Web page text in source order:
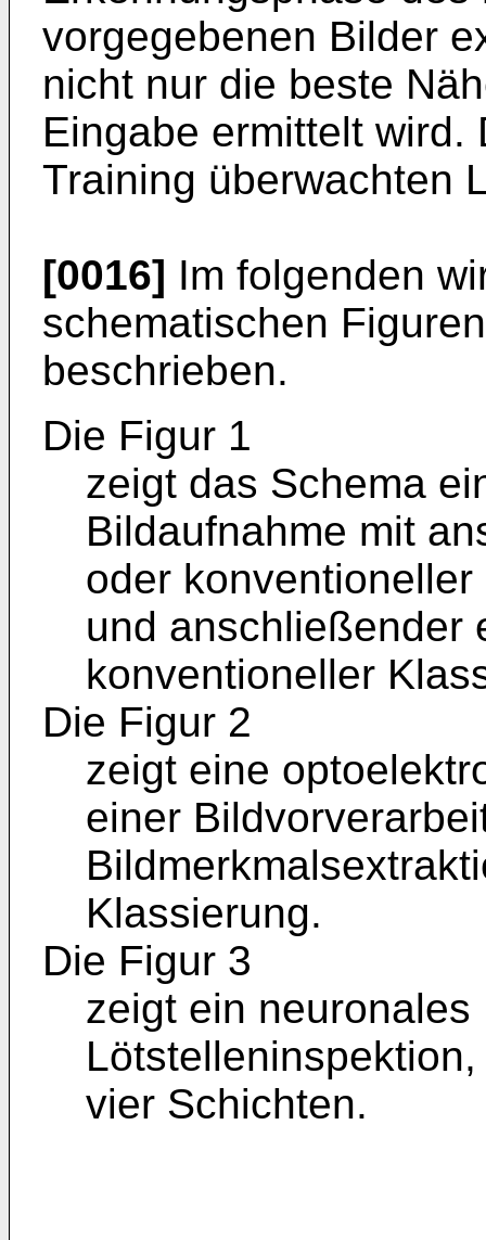
vorgegebenen Bilder
nicht nur die beste
Eingabe ermittelt
Training überwachten
[0016] Im folgenden
schematischen
beschrieben.
Die Figur 1
zeigt das Schema
Bildaufnahme mit
oder
und anschließender
konventioneller
Die Figur 2
zeigt eine
einer
Klassierung.
Die Figur 3
zeigt ein
vier Schichten.